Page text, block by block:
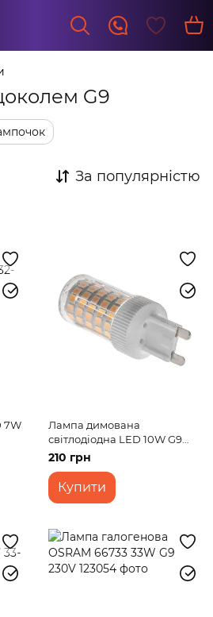
G9
За популярністю
7W
Лампа димована
світлодіодна LED 10W G9
WW T20 Dim 220V
210 грн
Купити